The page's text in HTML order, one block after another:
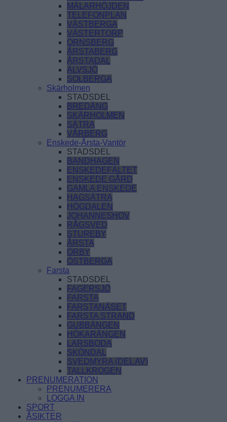
MÄLARHÖJDEN
TELEFONPLAN
VÄSTBERGA
VÄSTERTORP
ÖRNSBERG
ÅRSTABERG
ÅRSTADAL
ÄLVSJÖ
SOLBERGA
Skärholmen
STADSDEL
BREDÄNG
SKÄRHOLMEN
SÄTRA
VÅRBERG
Enskede-Årsta-Vantör
STADSDEL
BANDHAGEN
ENSKEDEFÄLTET
ENSKEDE GÅRD
GAMLA ENSKEDE
HAGSÄTRA
HÖGDALEN
JOHANNESHOV
RÅGSVED
STUREBY
ÅRSTA
ÖRBY
ÖSTBERGA
Farsta
STADSDEL
FAGERSJÖ
FARSTA
FARSTANÄSET
FARSTA STRAND
GUBBÄNGEN
HÖKARÄNGEN
LARSBODA
SKÖNDAL
SVEDMYRA (DEL AV)
TALLKROGEN
PRENUMERATION
PRENUMERERA
LOGGA IN
SPORT
ÅSIKTER